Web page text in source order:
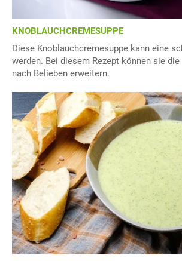
KNOBLAUCHCREMESUPPE
Diese Knoblauchcremesuppe kann eine
werden. Bei diesem Rezept können sie
nach Belieben erweitern.